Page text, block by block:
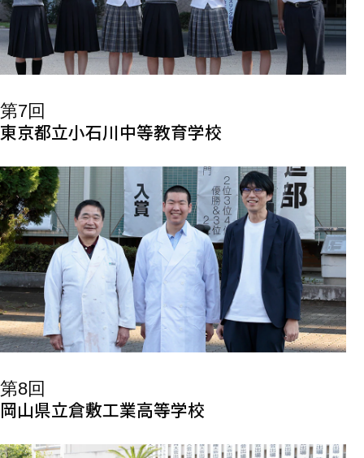
第7回
東京都立小石川中等教育学校
第8回
岡山県立倉敷工業高等学校